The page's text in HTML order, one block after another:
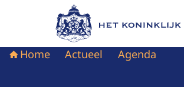
Naar de homepage van Het
Home Actueel Agenda